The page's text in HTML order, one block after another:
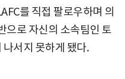
를 직접 팔로우하며 의
으로 자신의 소속팀인 토
서지 못하게 됐다.